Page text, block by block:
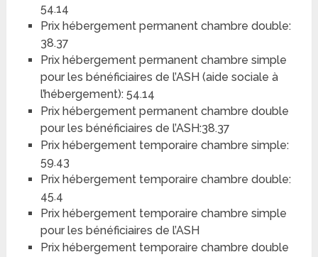
54.14
Prix hébergement permanent chambre double:
38.37
Prix hébergement permanent chambre simple
pour les bénéficiaires de l’ASH (aide sociale à
l’hébergement): 54.14
Prix hébergement permanent chambre double
pour les bénéficiaires de l’ASH:38.37
Prix hébergement temporaire chambre simple:
59.43
Prix hébergement temporaire chambre double:
45.4
Prix hébergement temporaire chambre simple
pour les bénéficiaires de l’ASH
Prix hébergement temporaire chambre double